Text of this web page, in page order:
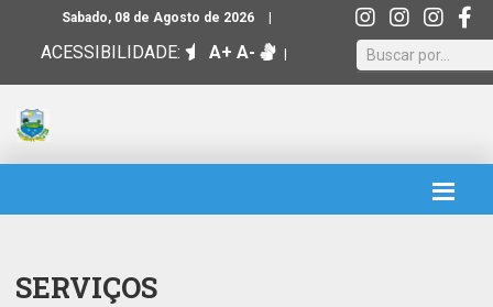
Sabado, 08 de Agosto de 2026 |
ACESSIBILIDADE: A+ A- |
SERVIÇOS